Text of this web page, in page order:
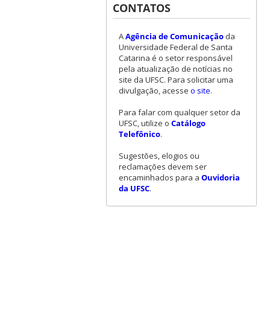
CONTATOS
AAgência de Comunicaçãoda
Universidade Federal de Santa
Catarina é o setor responsável
pela atualização de notícias no
site da UFSC. Para solicitar uma
divulgação, acesse o site.
Para falar com qualquer setor da
UFSC, utilize o Catálogo
Telefônico.
Sugestões, elogios ou
reclamações devem ser
encaminhados para a Ouvidoria
da UFSC.